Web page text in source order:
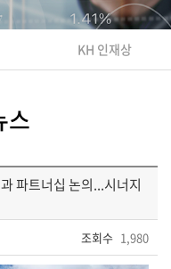
KH 인재상
스
파트너십 논의...시너지
조회수 1,980